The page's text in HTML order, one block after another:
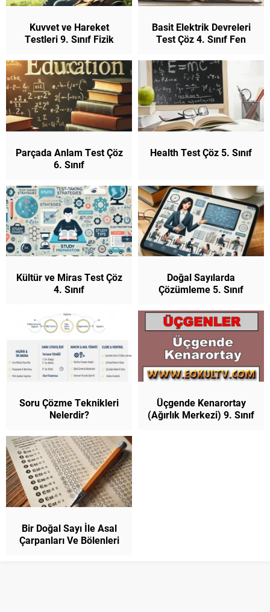
Kuvvet ve Hareket
Testleri 9. Sınıf Fizik
Basit Elektrik Devreleri
Test Çöz 4. Sınıf Fen
Parçada Anlam Test Çöz
6. Sınıf
Health Test Çöz 5. Sınıf
Kültür ve Miras Test Çöz
4. Sınıf
Doğal Sayılarda
Çözümleme 5. Sınıf
Müfredat)
Soru Çözme Teknikleri
Nelerdir?
Üçgende Kenarortay
(Ağırlık Merkezi) 9. Sınıf
Bir Doğal Sayı İle Asal
Çarpanları Ve Bölenleri